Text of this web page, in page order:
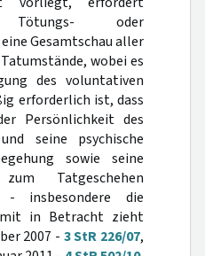
Tötungs- oder
Gesamtschau aller
wobei es
des voluntativen
erforderlich ist, dass
Persönlichkeit des
seine psychische
sowie seine
Tatgeschehen
- insbesondere die
in Betracht zieht
2007 - 3 StR 226/07,